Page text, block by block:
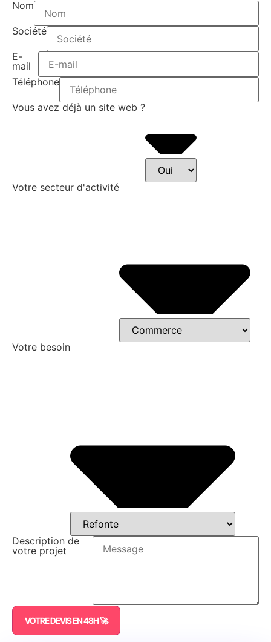
Nom
Société
E-
mail
Téléphone
Vous avez déjà un site web ?
Votre secteur d'activité
Votre besoin
Description de
votre projet
VOTRE DEVIS EN 48H 🚀